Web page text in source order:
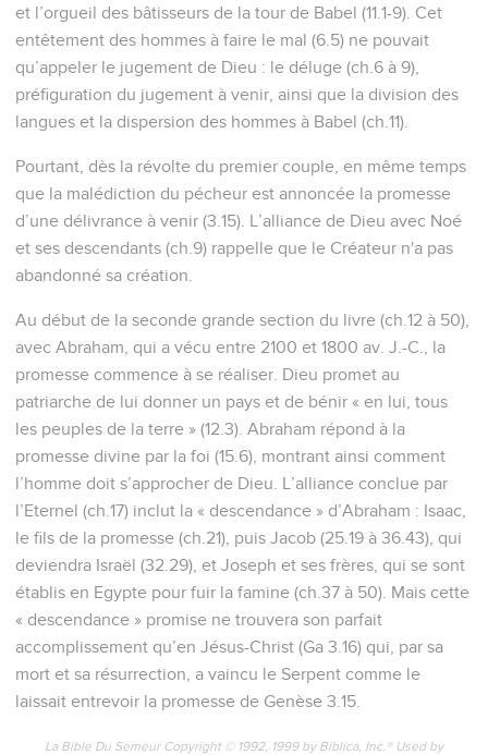
et l’orgueil des bâtisseurs de la tour de Babel (11.1-9). Cet
entêtement des hommes à faire le mal (6.5) ne pouvait
qu’appeler le jugement de Dieu : le déluge (ch.6 à 9),
préfiguration du jugement à venir, ainsi que la division des
langues et la dispersion des hommes à Babel (ch.11).
Pourtant, dès la révolte du premier couple, en même temps
que la malédiction du pécheur est annoncée la promesse
d’une délivrance à venir (3.15). L’alliance de Dieu avec Noé
et ses descendants (ch.9) rappelle que le Créateur n'a pas
abandonné sa création.
Au début de la seconde grande section du livre (ch.12 à 50),
avec Abraham, qui a vécu entre 2100 et 1800 av. J.-C., la
promesse commence à se réaliser. Dieu promet au
patriarche de lui donner un pays et de bénir « en lui, tous
les peuples de la terre » (12.3). Abraham répond à la
promesse divine par la foi (15.6), montrant ainsi comment
l’homme doit s’approcher de Dieu. L’alliance conclue par
l’Eternel (ch.17) inclut la « descendance » d’Abraham : Isaac,
le fils de la promesse (ch.21), puis Jacob (25.19 à 36.43), qui
deviendra Israël (32.29), et Joseph et ses frères, qui se sont
établis en Egypte pour fuir la famine (ch.37 à 50). Mais cette
« descendance » promise ne trouvera son parfait
accomplissement qu’en Jésus-Christ (Ga 3.16) qui, par sa
mort et sa résurrection, a vaincu le Serpent comme le
laissait entrevoir la promesse de Genèse 3.15.
La Bible Du Semeur Copyright © 1992, 1999 by Biblica, Inc.® Used by